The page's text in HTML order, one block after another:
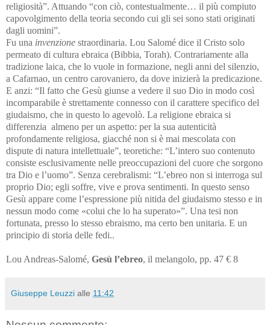
religiosità”. Attuando “con ciò, contestualmente… il più compiuto
capovolgimento della teoria secondo cui gli sei sono stati originati
dagli uomini”.
Fu una invenzione straordinaria. Lou Salomé dice il Cristo solo
permeato di cultura ebraica (Bibbia, Torah). Contrariamente alla
tradizione laica, che lo vuole in formazione, negli anni del silenzio,
a Cafarnao, un centro carovaniero, da dove inizierà la predicazione.
E anzi: “Il fatto che Gesù giunse a vedere il suo Dio in modo così
incomparabile è strettamente connesso con il carattere specifico del
giudaismo, che in questo lo agevolò. La religione ebraica si
differenzia almeno per un aspetto: per la sua autenticità
profondamente religiosa, giacché non si è mai mescolata con
dispute di natura intellettuale”, teoretiche: “L’intero suo contenuto
consiste esclusivamente nelle preoccupazioni del cuore che sorgono
tra Dio e l’uomo”. Senza cerebralismi: “L’ebreo non si interroga sul
proprio Dio; egli soffre, vive e prova sentimenti. In questo senso
Gesù appare come l’espressione più nitida del giudaismo stesso e in
nessun modo come «colui che lo ha superato»”. Una tesi non
fortunata, presso lo stesso ebraismo, ma certo ben unitaria. E un
principio di storia delle fedi..
Lou Andreas-Salomé, Gesù l’ebreo, il melangolo, pp. 47 € 8
Giuseppe Leuzzi alle 11:42